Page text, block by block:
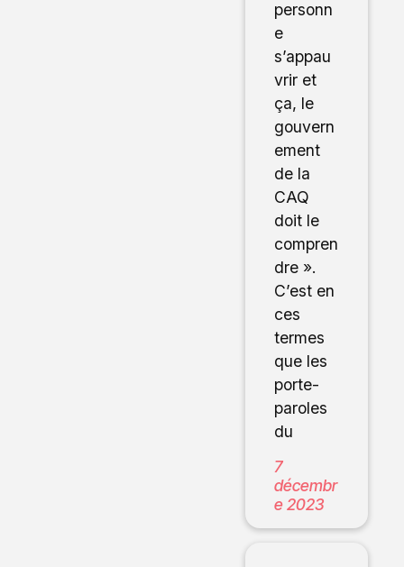
personn
e
s’appau
vrir et
ça, le
gouvern
ement
de la
CAQ
doit le
compren
dre ».
C’est en
ces
termes
que les
porte-
paroles
du
7
décembr
e 2023